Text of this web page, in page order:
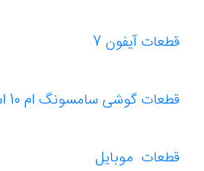
قطعات آیفون 7
قطعات گوشی سامسونگ ام 10 اس
قطعات موبایل